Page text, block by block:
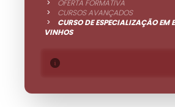
>
OFERTA FORMATIVA
>
CURSOS AVANÇADOS
>
CURSO DE ESPECIALIZAÇÃO EM
VINHOS